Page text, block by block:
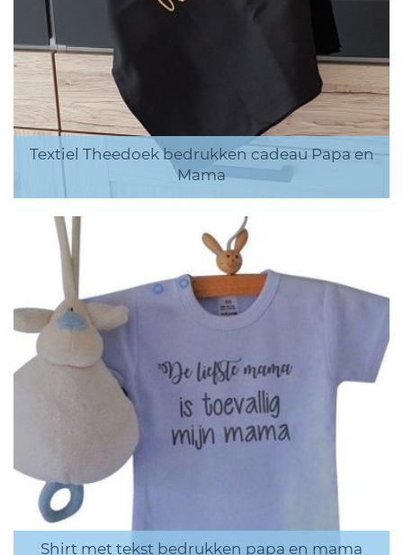
Textiel Theedoek bedrukken cadeau Papa en
Mama
Shirt met tekst bedrukken papa en mama